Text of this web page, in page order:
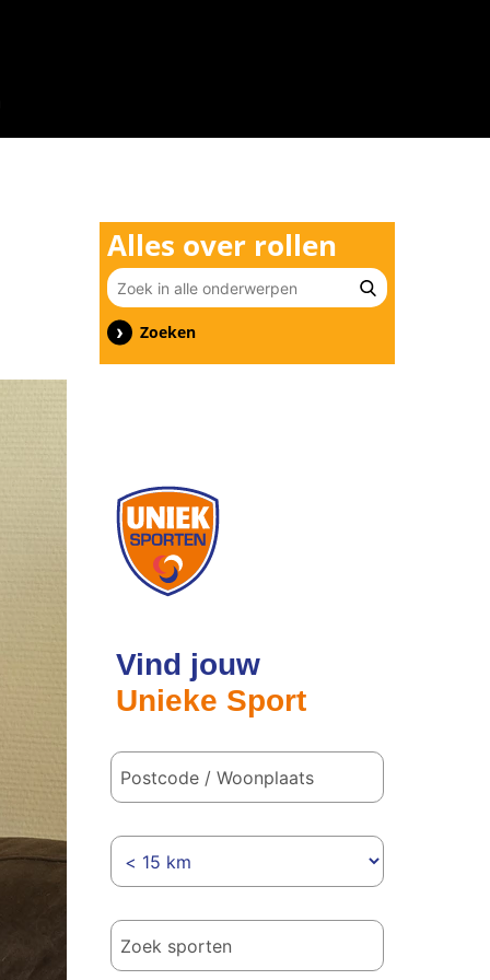
Alles over rollen
Zoeken
Vind jouw
Unieke Sport
Hoe
ver
wil
reizen?
Welke
sport(en)
vind